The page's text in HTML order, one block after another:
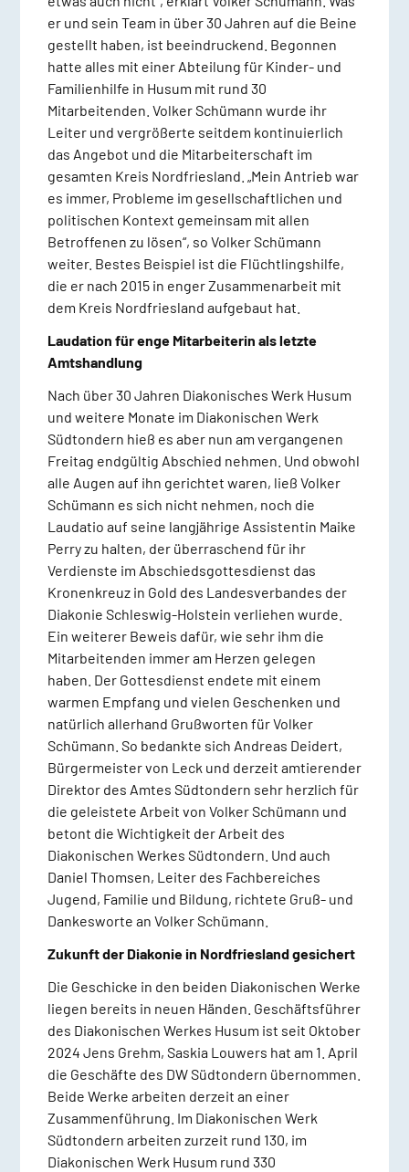
er und sein Team in über 30 Jahren auf die Beine
gestellt haben, ist beeindruckend. Begonnen
hatte alles mit einer Abteilung für Kinder- und
Familienhilfe in Husum mit rund 30
Mitarbeitenden. Volker Schümann wurde ihr
Leiter und vergrößerte seitdem kontinuierlich
das Angebot und die Mitarbeiterschaft im
gesamten Kreis Nordfriesland. „Mein Antrieb war
es immer, Probleme im gesellschaftlichen und
politischen Kontext gemeinsam mit allen
Betroffenen zu lösen“, so Volker Schümann
weiter. Bestes Beispiel ist die Flüchtlingshilfe,
die er nach 2015 in enger Zusammenarbeit mit
dem Kreis Nordfriesland aufgebaut hat.
Laudation für enge Mitarbeiterin als letzte
Amtshandlung
Nach über 30 Jahren Diakonisches Werk Husum
und weitere Monate im Diakonischen Werk
Südtondern hieß es aber nun am vergangenen
Freitag endgültig Abschied nehmen. Und obwohl
alle Augen auf ihn gerichtet waren, ließ Volker
Schümann es sich nicht nehmen, noch die
Laudatio auf seine langjährige Assistentin Maike
Perry zu halten, der überraschend für ihr
Verdienste im Abschiedsgottesdienst das
Kronenkreuz in Gold des Landesverbandes der
Diakonie Schleswig-Holstein verliehen wurde.
Ein weiterer Beweis dafür, wie sehr ihm die
Mitarbeitenden immer am Herzen gelegen
haben. Der Gottesdienst endete mit einem
warmen Empfang und vielen Geschenken und
natürlich allerhand Grußworten für Volker
Schümann. So bedankte sich Andreas Deidert,
Bürgermeister von Leck und derzeit amtierender
Direktor des Amtes Südtondern sehr herzlich für
die geleistete Arbeit von Volker Schümann und
betont die Wichtigkeit der Arbeit des
Diakonischen Werkes Südtondern. Und auch
Daniel Thomsen, Leiter des Fachbereiches
Jugend, Familie und Bildung, richtete Gruß- und
Dankesworte an Volker Schümann.
Zukunft der Diakonie in Nordfriesland gesichert
Die Geschicke in den beiden Diakonischen Werke
liegen bereits in neuen Händen. Geschäftsführer
des Diakonischen Werkes Husum ist seit Oktober
2024 Jens Grehm, Saskia Louwers hat am 1. April
die Geschäfte des DW Südtondern übernommen.
Beide Werke arbeiten derzeit an einer
Zusammenführung. Im Diakonischen Werk
Südtondern arbeiten zurzeit rund 130, im
Diakonischen Werk Husum rund 330